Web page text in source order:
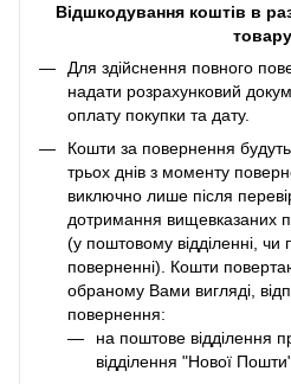
Відшкодування коштів в
Для здійснення повного
надати розрахунковий
оплату покупки та дату.
Кошти за повернення будуть
трьох днів з моменту
виключно лише після
дотримання вищевказаних
(у поштовому відділенні, чи
поверненні). Кошти
обраному Вами вигляді,
повернення:
на поштове відділення
відділення "Нової